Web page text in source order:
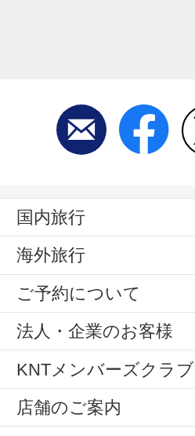
国内旅行
海外旅行
ご予約について
法人・企業のお客様
KNTメンバーズクラブ
店舗のご案内